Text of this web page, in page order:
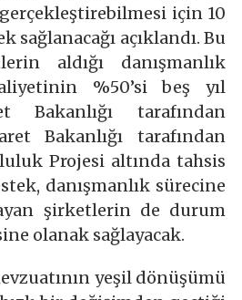
için 10
sağlanacağı açıklandı. Bu
aldığı danışmanlık
%50’si beş yıl
Bakanlığı tarafından
Bakanlığı tarafından
Projesi altında tahsis
danışmanlık sürecine
şirketlerin de durum
olanak sağlayacak.
yeşil dönüşümü